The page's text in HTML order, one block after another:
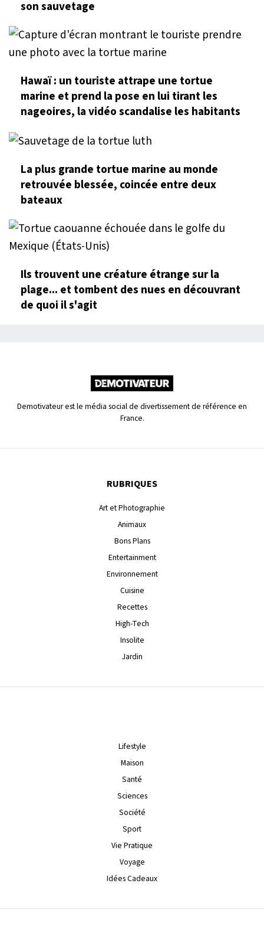
son sauvetage
Hawaï : un touriste attrape une tortue
marine et prend la pose en lui tirant les
nageoires, la vidéo scandalise les habitants
La plus grande tortue marine au monde
retrouvée blessée, coincée entre deux
bateaux
Ils trouvent une créature étrange sur la
plage... et tombent des nues en découvrant
de quoi il s'agit
Demotivateur est le média social de divertissement de référence en
France.
RUBRIQUES
Art et Photographie
Animaux
Bons Plans
Entertainment
Environnement
Cuisine
Recettes
High-Tech
Insolite
Jardin
Lifestyle
Maison
Santé
Sciences
Société
Sport
Vie Pratique
Voyage
Idées Cadeaux